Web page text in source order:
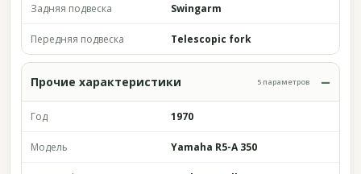
Задняя подвеска Swingarm
Передняя подвеска Telescopic fork
Прочие характеристики 5 параметров
Год 1970
Модель Yamaha R5-A 350